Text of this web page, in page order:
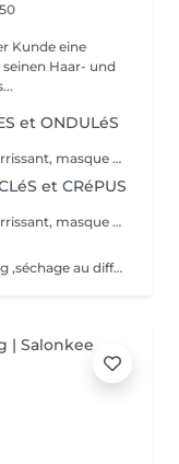
Kunde eine
Haar- und
et ONDULéS
diagnostic sur mesure + shampooing nourrissant, masque hydratant ,coiffage sérum et fixation finale. Important: cheveux sans tresse ni noeuds à l'arrivée; tout noeuds ou tressage entraîne l'annulation et 50% de la prestation est retenu. Toute arrivée retardée de 15-30 minutes ou plus entraînera l'annulation automatique du rendez-vous.
et CRéPUS
diagnostic sur mesure + shampooing nourrissant, masque hydratant ,coiffage sérum et fixation finale. Important: cheveux sans tresse ni noeuds à l'arrivée; tout noeuds ou tressage entraîne l'annulation et 50% de la prestation est retenu. Toute arrivée retardée de 15-30 minutes ou plus entraînera l'annulation automatique du rendez-vous.
Shampooing hydratant, après shampooing ,séchage au diffuseur sérum et fixation finale. Important: cheveux sans tresse ni nud à l'arrivée; tout nud ou tressage entraîne l'annulation et 50% de la prestation est retenu. Toute arrivée retardée de 15-30 minutes ou plus entraînera l'annulation automatique du rendez-vous.